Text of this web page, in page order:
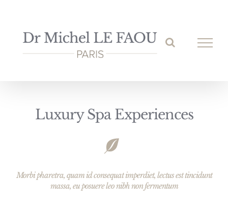
Luxury Spa Experiences
Morbi pharetra, quam id consequat imperdiet, lectus est tincidunt
massa, eu posuere leo nibh non fermentum